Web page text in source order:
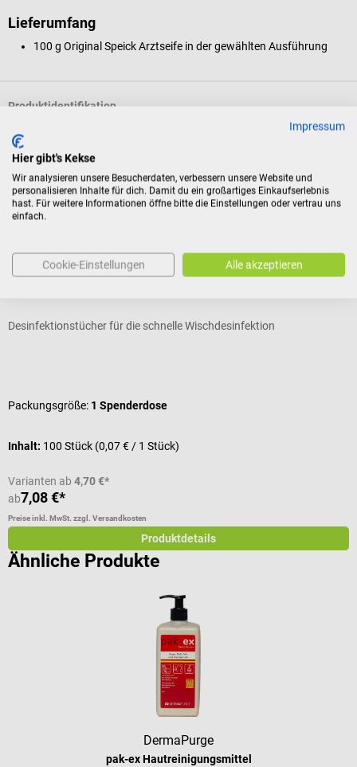
Lieferumfang
100 g Original Speick Arztseife in der gewählten Ausführung
Produktidentifikation
Bewertungen
Kunden kauften auch
B. Braun
Desinfektionstücher für die schnelle Wischdesinfektion
Packungsgröße: 1 Spenderdose
Inhalt: 100 Stück (0,07 € / 1 Stück)
Varianten ab 4,70 €*
ab7,08 €*
Preise inkl. MwSt. zzgl. Versandkosten
Produktdetails
Ähnliche Produkte
DermaPurge
pak-ex Hautreinigungsmittel
Impressum
Hier gibt's Kekse
Wir analysieren unsere Besucherdaten, verbessern unsere Website und
personalisieren Inhalte für dich. Damit du ein großartiges Einkaufserlebnis
hast. Für weitere Informationen öffne bitte die Einstellungen oder vertrau uns
einfach.
Cookie-Einstellungen Alle akzeptieren